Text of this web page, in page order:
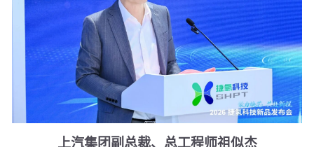
上汽集团副总裁、总工程师祖似杰